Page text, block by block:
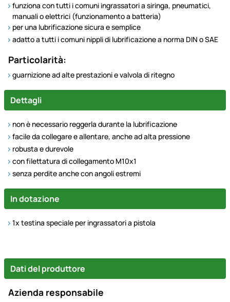
funziona con tutti i comuni ingrassatori a siringa, pneumatici,
manuali o elettrici (funzionamento a batteria)
per una lubrificazione sicura e semplice
adatto a tutti i comuni nippli di lubrificazione a norma DIN o SAE
Particolarità:
guarnizione ad alte prestazioni e valvola di ritegno
Dettagli
non è necessario reggerla durante la lubrificazione
facile da collegare e allentare, anche ad alta pressione
robusta e durevole
con filettatura di collegamento M10x1
senza perdite anche con angoli estremi
In dotazione
1x testina speciale per ingrassatori a pistola
Dati del produttore
Azienda responsabile